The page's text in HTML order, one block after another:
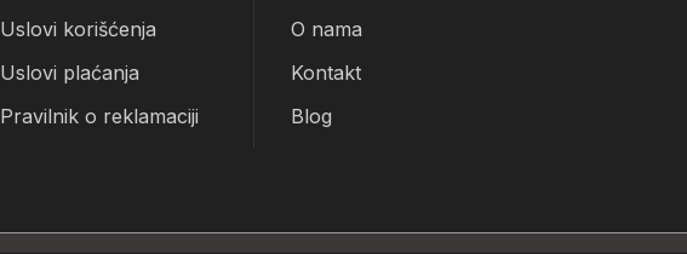
Uslovi korišćenja
Uslovi plaćanja
Pravilnik o reklamaciji
O nama
Kontakt
Blog